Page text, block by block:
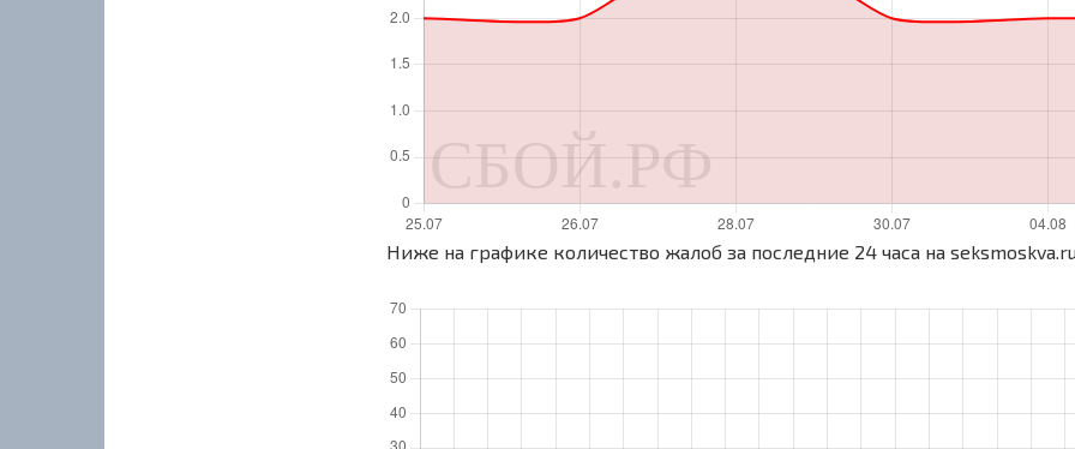
Ниже на графике количество жалоб за последние 24 часа на